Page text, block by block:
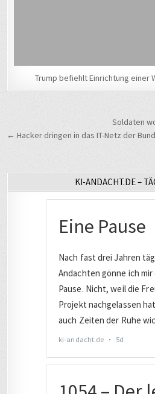
Trump befiehlt Einrichtung einer
Beitragsnavigation
Soldaten
← Hacker dringen in das IT-Netz der
KI-ANDACHT.DE –